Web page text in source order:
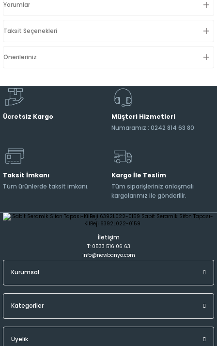
Yorumlar
Taksit Seçenekleri
Önerileriniz
Ücretsiz Kargo Müşteri Hizmetleri
Numaramız : 0242 814 63 80
Taksit İmkanı
Tüm ürünlerde taksit imkanı.
Kargo İle Teslim
Tüm siparişleriniz anlaşmalı
kargolarımız ile gönderilir.
İletişim
T: 0533 516 06 63
info@newbanyo.com
Kurumsal
Kategoriler
Üyelik